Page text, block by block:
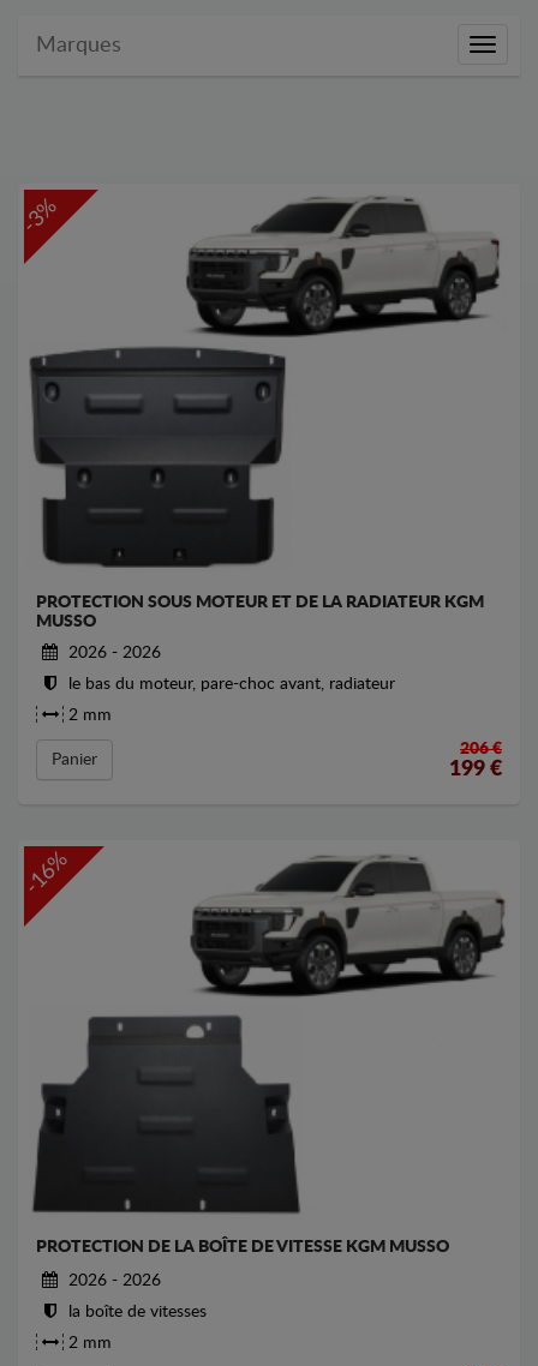
Marques
-3%
PROTECTION SOUS MOTEUR ET DE LA RADIATEUR KGM
MUSSO
2026 - 2026
le bas du moteur, pare-choc avant, radiateur
2 mm
Panier
206 €
199 €
-16%
PROTECTION DE LA BOÎTE DE VITESSE KGM MUSSO
2026 - 2026
la boîte de vitesses
2 mm